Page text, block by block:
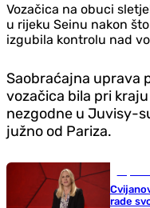
Vozačica na obuci
u rijeku Seinu nakon
izgubila kontrolu nad
Saobraćajna uprava
vozačica bila pri
nezgodne u Juvisy-
južno od Pariza.
rade